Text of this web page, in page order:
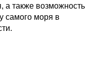
а также возможность
самого моря в